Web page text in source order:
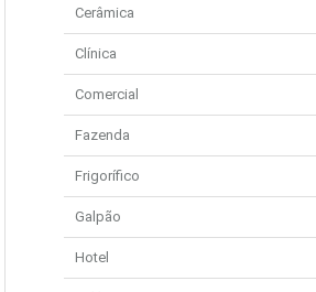
Cerâmica
Clínica
Comercial
Fazenda
Frigorífico
Galpão
Hotel